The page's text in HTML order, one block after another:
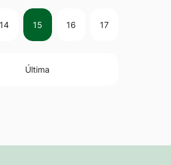
14 15 16 17
Última